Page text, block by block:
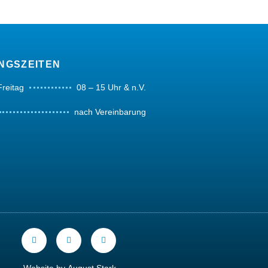
08 – 15 Uhr & n.V.
nach Vereinbarung